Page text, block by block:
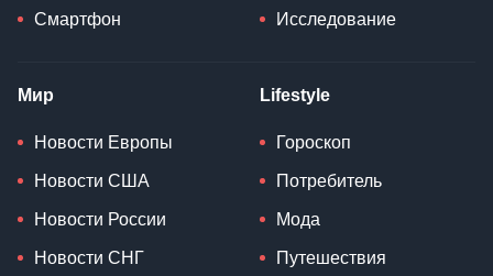
Смартфон Исследование
Мир
Новости Европы
Новости США
Новости России
Новости СНГ
Lifestyle
Гороскоп
Потребитель
Мода
Путешествия